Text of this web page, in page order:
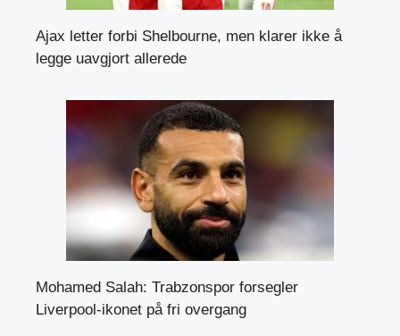
Ajax letter forbi Shelbourne, men klarer ikke å
legge uavgjort allerede
Mohamed Salah: Trabzonspor forsegler
Liverpool-ikonet på fri overgang